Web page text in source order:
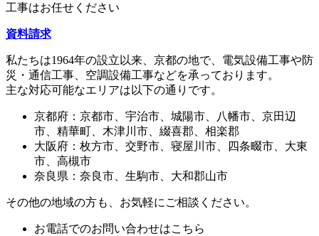
工事はお任せください
資料請求
私たちは1964年の設立以来、 京都の地で、 電気設備工事や防
災・通信工事、 空調設備工事などを承っております。
主な対応可能なエリアは以下の通りです。
京都府： 京都市、宇治市、城陽市、八幡市、京田辺
市、精華町、木津川市、綴喜郡、相楽郡
大阪府： 枚方市、交野市、寝屋川市、四条畷市、大東
市、高槻市
奈良県： 奈良市、生駒市、大和郡山市
その他の地域の方も、 お気軽にご相談ください。
お電話でのお問い合わせはこちら